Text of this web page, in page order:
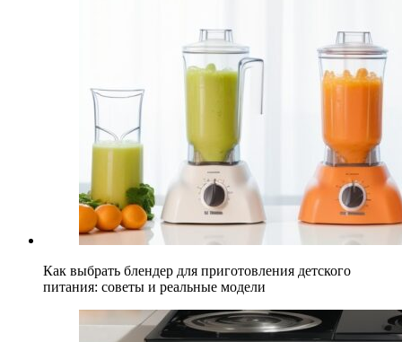
Как выбрать блендер для приготовления детского
питания: советы и реальные модели